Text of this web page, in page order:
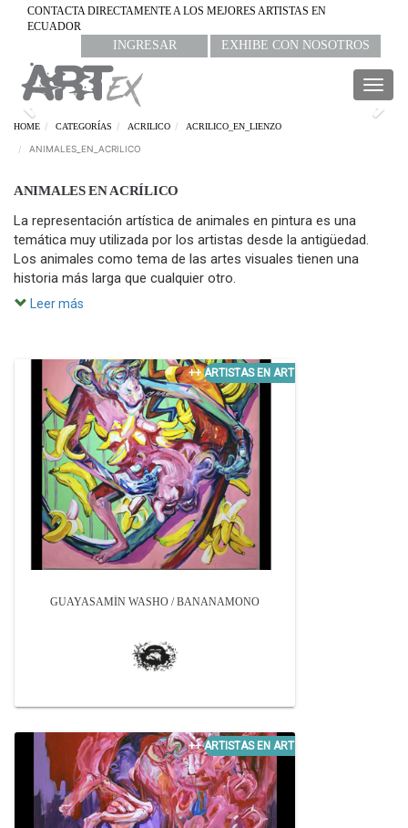
CONTACTA DIRECTAMENTE A LOS MEJORES ARTISTAS EN
ECUADOR
INGRESAR EXHIBE CON NOSOTROS
Previous
HOME CATEGORÍAS ACRILICO ACRILICO_EN_LIENZO
ANIMALES_EN_ACRILICO
ANIMALES EN ACRÍLICO
La representación artística de animales en pintura es una
temática muy utilizada por los artistas desde la antigüedad.
Los animales como tema de las artes visuales tienen una
historia más larga que cualquier otro.
Leer más
GUAYASAMÍN WASHO / BANANAMONO